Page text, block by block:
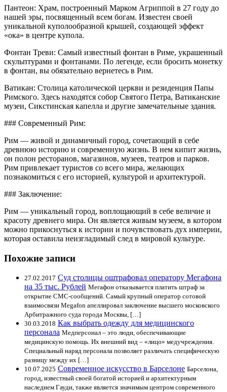
Пантеон: Храм, построенный Марком Агриппой в 27 году до
нашей эры, посвященный всем богам. Известен своей
уникальной куполообразной крышей, создающей эффект
«ока» в центре купола.
Фонтан Треви: Самый известный фонтан в Риме, украшенный
скульптурами и фонтанами. По легенде, если бросить монетку
в фонтан, вы обязательно вернетесь в Рим.
Ватикан: Столица католической церкви и резиденция Папы
Римского. Здесь находятся собор Святого Петра, Ватиканские
музеи, Сикстинская капелла и другие замечательные здания.
### Современный Рим:
Рим — живой и динамичный город, сочетающий в себе
древнюю историю и современную жизнь. В нем кипит жизнь,
он полон ресторанов, магазинов, музеев, театров и парков.
Рим привлекает туристов со всего мира, желающих
познакомиться с его историей, культурой и архитектурой.
### Заключение:
Рим — уникальный город, воплощающий в себе величие и
красоту древнего мира. Он является живым музеем, в котором
можно прикоснуться к истории и почувствовать дух империи,
которая оставила неизгладимый след в мировой культуре.
Похожие записи
27.02.2017 Суд столицы оштрафовал оператору Мегафона
на 35 тыс. Рублей Мегафон отказывается платить штраф за
открытие СМС-сообщений. Самый крупный оператор сотовой
взаимосвязи Megafon апеллировал заключение высшего московского
Арбитражного суда города Москвы, […]
30.03.2018 Как выбрать одежду для медицинского
персонала Медперсонал – это люди, обеспечивающие
медицинскую помощь. Их внешний вид – «лицо» медучреждения.
Специальный наряд персонала позволяет различать специфическую
разницу между их […]
10.07.2025 Современное искусство в Барселоне Барселона,
город, известный своей богатой историей и архитектурным
наследием Гауди, также является значимым центром современного